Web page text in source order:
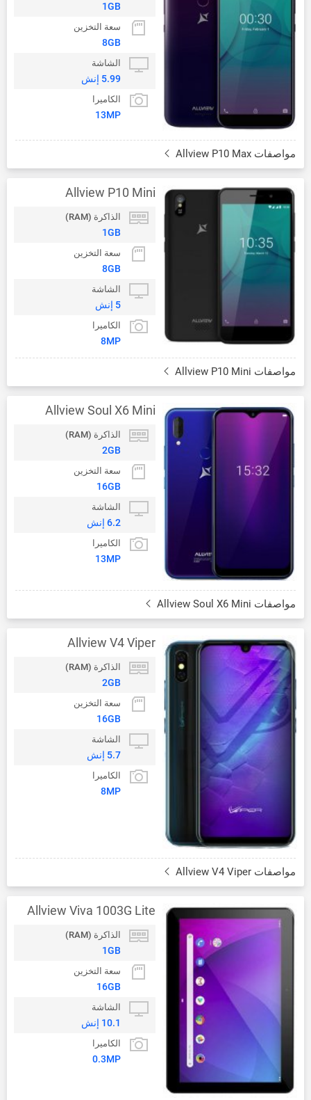
1GB
سعة التخزين
8GB
الشاشة
5.99 إنش
الكاميرا
13MP
مواصفات Allview P10 Max
Allview P10 Mini
الذاكرة (RAM)
1GB
سعة التخزين
8GB
الشاشة
5 إنش
الكاميرا
8MP
مواصفات Allview P10 Mini
Allview Soul X6 Mini
الذاكرة (RAM)
2GB
سعة التخزين
16GB
الشاشة
6.2 إنش
الكاميرا
13MP
مواصفات Allview Soul X6 Mini
Allview V4 Viper
الذاكرة (RAM)
2GB
سعة التخزين
16GB
الشاشة
5.7 إنش
الكاميرا
8MP
مواصفات Allview V4 Viper
Allview Viva 1003G Lite
الذاكرة (RAM)
1GB
سعة التخزين
16GB
الشاشة
10.1 إنش
الكاميرا
0.3MP